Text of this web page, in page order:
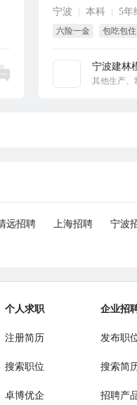
宁波 本科 5年
六险一金 包吃包住
宁波建林
其他生产、
立即沟通
远招聘 上海招聘 宁波
个人求职
注册简历
搜索职位
卓博优企
企业招
发布职
搜索简
招聘产